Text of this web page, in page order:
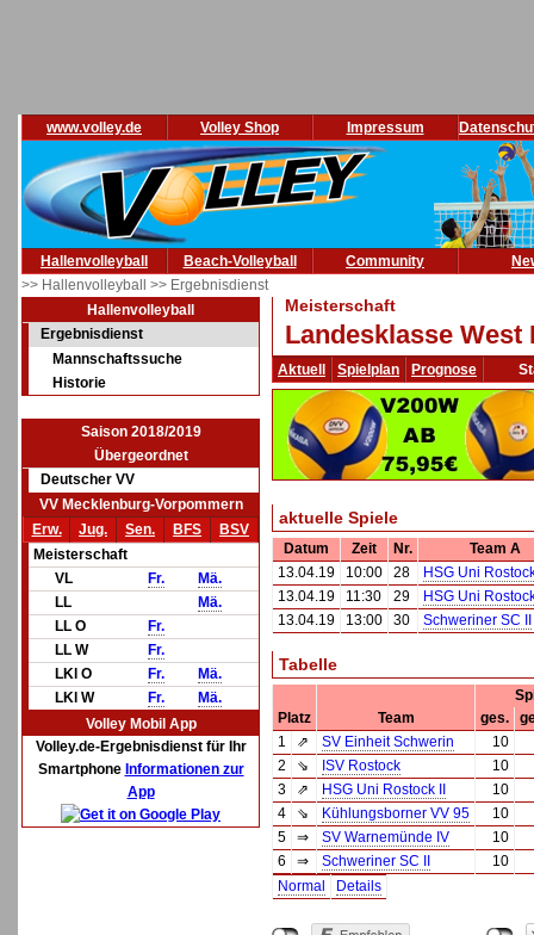
www.volley.de Volley Shop Impressum
Hallenvolleyball Beach-Volleyball Community
>> Hallenvolleyball >> Ergebnisdienst
Hallenvolleyball
Ergebnisdienst
Mannschaftssuche
Historie
Saison 2018/2019
Übergeordnet
Deutscher VV
VV Mecklenburg-Vorpommern
Erw.
Jug. Sen. BFS
BSV
Meisterschaft
VL
Fr.
Mä.
LL
Mä.
LL O
Fr.
LL W
Fr.
LKl O
Fr.
Mä.
LKl W
Fr.
Mä.
Volley Mobil App
Volley.de-Ergebnisdienst für Ihr
Smartphone Informationen zur
App
Meisterschaft
Landesklasse West
Aktuell Spielplan Prognose
aktuelle Spiele
Datum Zeit Nr.
Team A
13.04.19
10:00 28
HSG Uni
13.04.19
11:30 29
HSG Uni
13.04.19
13:00 30 Schweriner SC II
Tabelle
Platz
Team ges.
1
⇗ SV Einheit Schwerin
10
2
⇘ ISV Rostock
10
3
⇗ HSG Uni Rostock II
10
4
⇘ Kühlungsborner VV 95
10
5
⇒ SV Warnemünde IV
10
6
⇒ Schweriner SC II
10
Normal
Details